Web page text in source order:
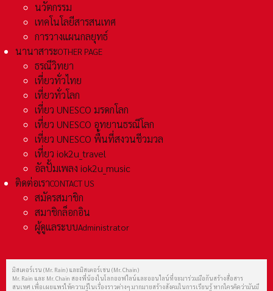
นวัตกรรม
เทคโนโลยีสารสนเทศ
การวางแผนกลยุทธ์
นานาสาระOTHER PAGE
ธรณีวิทยา
เที่ยวทั่วไทย
เที่ยวทั่วโลก
เที่ยว UNESCO มรดกโลก
เที่ยว UNESCO อุทยานธรณีโลก
เที่ยว UNESCO พื้นที่สงวนชีวมวล
เที่ยว iok2u_travel
อัลปั้มเพลง iok2u_music
ติดต่อเราCONTACT US
สมัครสมาชิก
สมาชิกล็อกอิน
ผู้ดูแลระบบAdministrator
มิสเตอร์เรน (Mr. Rain) และมิสเตอร์เชน (Mr. Chain)
Mr. Rain และ Mr. Chain สองพี่น้องในโลกออฟไลน์และออนไลน์ที่จะมาร่วมมือกันสร้างสื่อสาร
สนเทศ เพื่อเผยแพร่ให้ความรู้ในเรื่องราวต่างๆ มากมายสร้างสังคมในการเรียนรู้ หากใครคิดว่ามันมี